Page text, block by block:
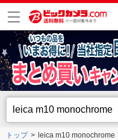
トップ leica m10 monochrome